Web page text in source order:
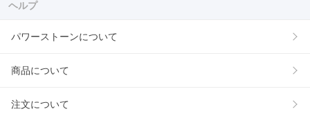
ヘルプ
パワーストーンについて
商品について
注文について